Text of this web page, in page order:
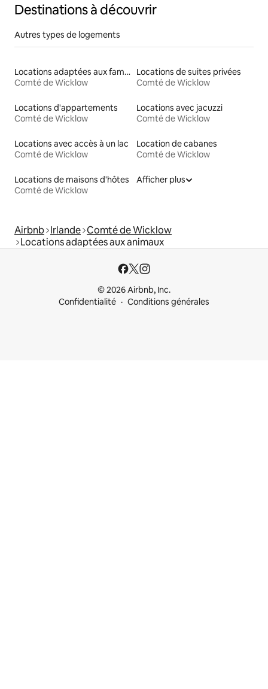
Destinations à découvrir
Autres types de logements
Locations adaptées aux familles
Comté de Wicklow
Locations de suites privées
Comté de Wicklow
Locations d'appartements
Comté de Wicklow
Locations avec jacuzzi
Comté de Wicklow
Locations avec accès à un lac
Comté de Wicklow
Location de cabanes
Comté de Wicklow
Locations de maisons d'hôtes
Comté de Wicklow
Afficher plus
Airbnb Irlande Comté de Wicklow
Locations adaptées aux animaux
© 2026 Airbnb, Inc.
Confidentialité
Conditions générales